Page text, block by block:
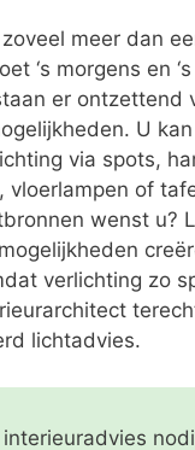
meer dan
‘s morgens en
er ontzettend
U
via spots,
vloerlampen of
wenst u?
verlichting zo
lichtadvies.